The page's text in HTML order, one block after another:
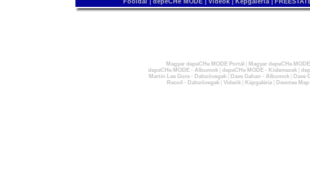
Főoldal depeCHe MODE Videók Képgaléria
Magyar depeCHe MODE Portál
Magyar depeCHe
depeCHe MODE - Albumok| depeCHe MODE - Kislemezek|
Martin Lee Gore - Dalszövegek| Dave Gahan - Albumok|
Dave
Recoil - Dalszövegek| Videók| Képgaléria| Devotee Map